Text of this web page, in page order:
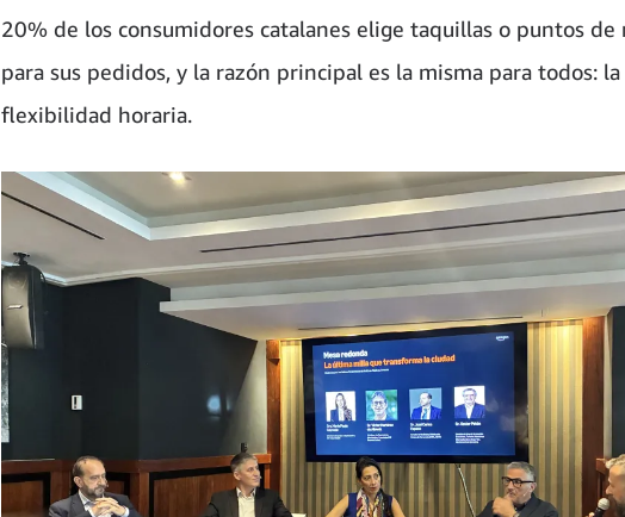
20% de los consumidores catalanes elige taquillas o puntos de
para sus pedidos, y la razón principal es la misma para todos: la
flexibilidad horaria.